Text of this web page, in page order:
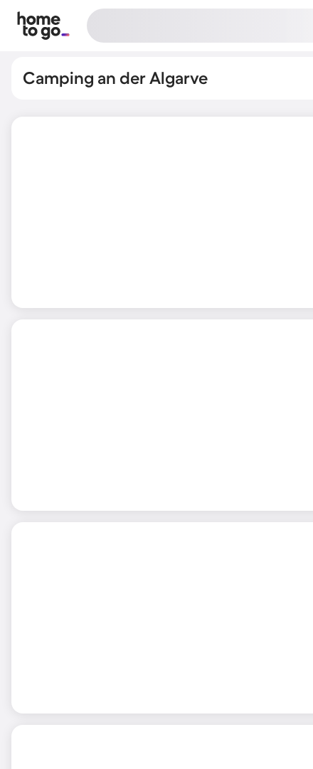
Camping an der Algarve